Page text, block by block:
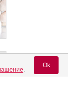
.
Ok